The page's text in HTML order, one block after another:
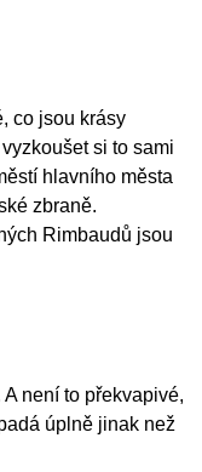
co jsou krásy
si to sami
hlavního města
zbraně.
Rimbaudů jsou
není to překvapivé,
úplně jinak než